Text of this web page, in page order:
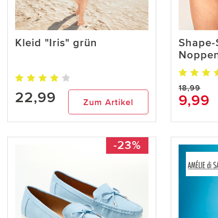
Kleid "Iris" grün
22,99 Zum Artikel
18,99
9,99
-23%